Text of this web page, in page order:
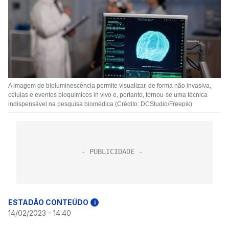
A imagem de bioluminescência permite visualizar, de forma não invasiva,
células e eventos bioquímicos in vivo e, portanto, tornou-se uma técnica
indispensável na pesquisa biomédica (Crédito: DCStudio/Freepik)
ESTADÃO CONTEÚDO i
14/02/2023 - 14:40